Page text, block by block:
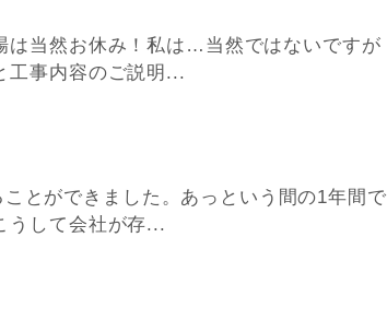
は当然お休み！私は…当然ではないですが
工事内容のご説明...
とができました。あっという間の1年間で
うして会社が存...